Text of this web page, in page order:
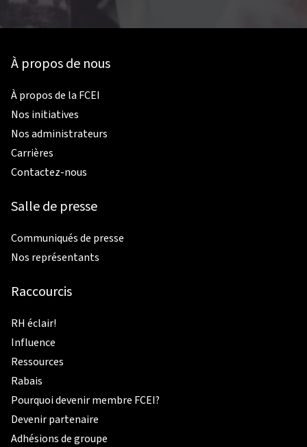
À propos de nous
À propos de la FCEI
Nos initiatives
Nos administrateurs
Carrières
Contactez-nous
Salle de presse
Communiqués de presse
Nos représentants
Raccourcis
RH éclair!
Influence
Ressources
Rabais
Pourquoi devenir membre FCEI?
Devenir partenaire
Adhésions de groupe